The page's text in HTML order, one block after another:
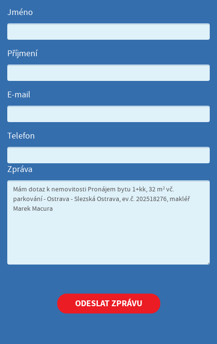
Jméno
Příjmení
E-mail
Telefon
Zpráva
ODESLAT ZPRÁVU